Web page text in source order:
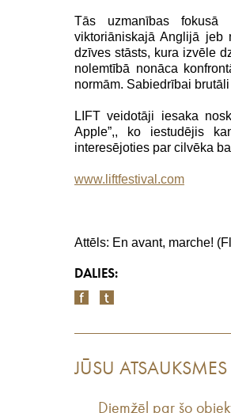
Tās uzmanības fokusā
viktoriāniskajā Anglijā
dzīves stāsts, kura izvēle
nolemtībā nonāca
normām. Sabiedrībai
LIFT veidotāji iesaka
Apple”,, ko iestudējis
interesējoties par cilvēka
www.liftfestival.com
Attēls: En avant, marche!
DALIES:
JŪSU ATSAUKSMES
Diemžēl par šo